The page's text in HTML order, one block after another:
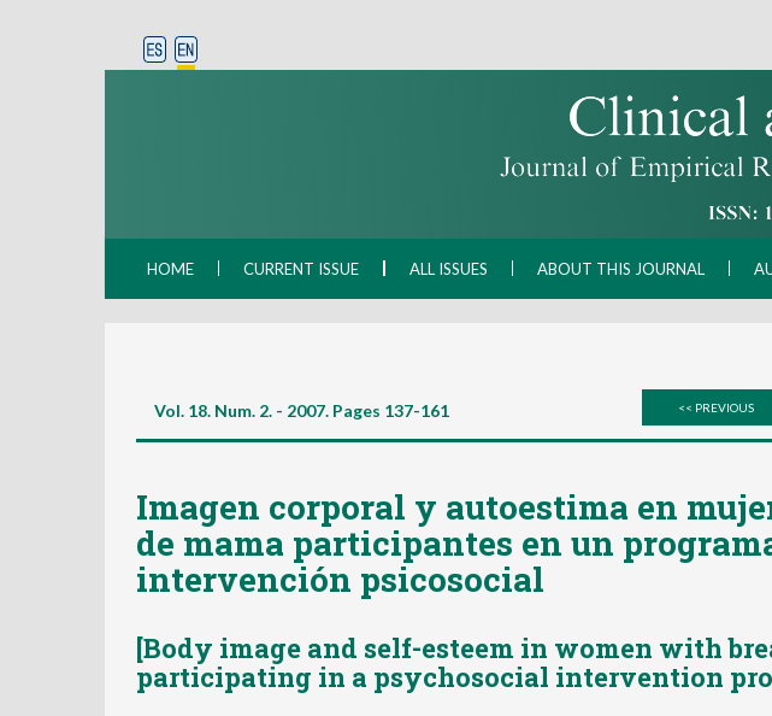
HOME CURRENT ISSUE ALL ISSUES ABOUT THIS JOURNAL
Vol. 18. Num. 2. - 2007. Pages 137-161 << PREVIOUS
Imagen corporal y autoestima en
de mama participantes en un
intervención psicosocial
[Body image and self-esteem in women with
participating in a psychosocial intervention